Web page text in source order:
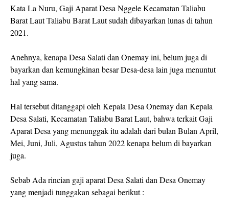
Kata La Nuru, Gaji Aparat Desa Nggele Kecamatan Taliabu
Barat Laut Taliabu Barat Laut sudah dibayarkan lunas di tahun
2021.
Anehnya, kenapa Desa Salati dan Onemay ini, belum juga di
bayarkan dan kemungkinan besar Desa-desa lain juga menuntut
hal yang sama.
Hal tersebut ditanggapi oleh Kepala Desa Onemay dan Kepala
Desa Salati, Kecamatan Taliabu Barat Laut, bahwa terkait Gaji
Aparat Desa yang menunggak itu adalah dari bulan Bulan April,
Mei, Juni, Juli, Agustus tahun 2022 kenapa belum di bayarkan
juga.
Sebab Ada rincian gaji aparat Desa Salati dan Desa Onemay
yang menjadi tunggakan sebagai berikut :